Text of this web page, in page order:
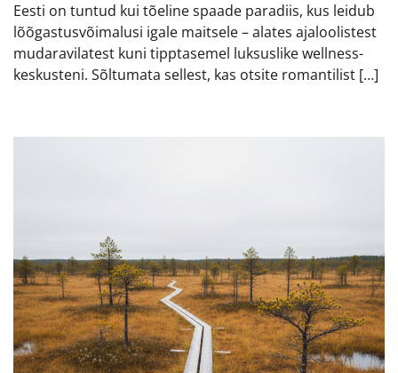
Eesti on tuntud kui tõeline spaade paradiis, kus leidub
lõõgastusvõimalusi igale maitsele – alates ajaloolistest
mudaravilatest kuni tipptasemel luksuslike wellness-
keskusteni. Sõltumata sellest, kas otsite romantilist […]